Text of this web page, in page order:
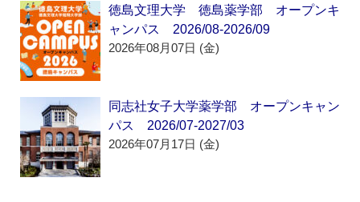
徳島文理大学 徳島薬学部 オープンキ
ャンパス 2026/08-2026/09
2026年08月07日 (金)
同志社女子大学薬学部 オープンキャン
パス 2026/07-2027/03
2026年07月17日 (金)